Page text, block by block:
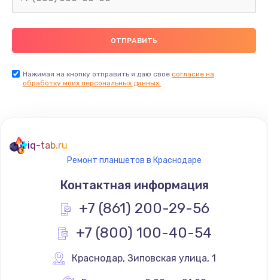
Нажимая на кнопку отправить я даю свое согласие на
обработку моих персональных данных.
iq-tab.ru
Ремонт планшетов в Краснодаре
Контактная информация
+7 (861) 200-29-56
+7 (800) 100-40-54
Краснодар, Зиповская улица, 1